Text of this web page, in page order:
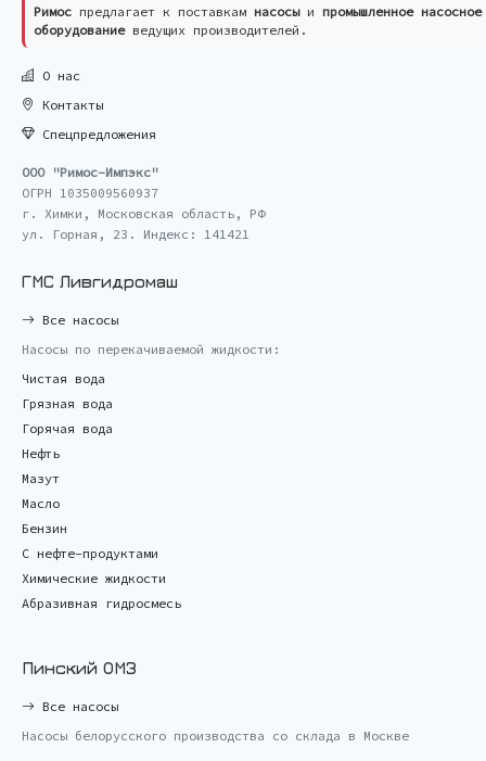
Римос предлагает к поставкам насосыи промышленное насосное
оборудованиеведущих производителей.
О нас
Контакты
Спецпредложения
ООО "Римос-Импэкс"
ОГРН 1035009560937
г. Химки, Московская область, РФ
ул. Горная, 23. Индекс: 141421
ГМС Ливгидромаш
Все насосы
Насосы по перекачиваемой жидкости:
Чистая вода
Грязная вода
Горячая вода
Нефть
Мазут
Масло
Бензин
С нефте-продуктами
Химические жидкости
Абразивная гидросмесь
Пинский ОМЗ
Все насосы
Насосы белорусского производства со склада в Москве